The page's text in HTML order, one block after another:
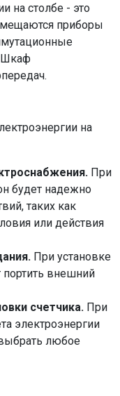
на столбе - это
приборы
Шкаф
на
При
будет надежно
таких как
или действия
При установке
портить внешний
счетчика. При
электроэнергии
любое